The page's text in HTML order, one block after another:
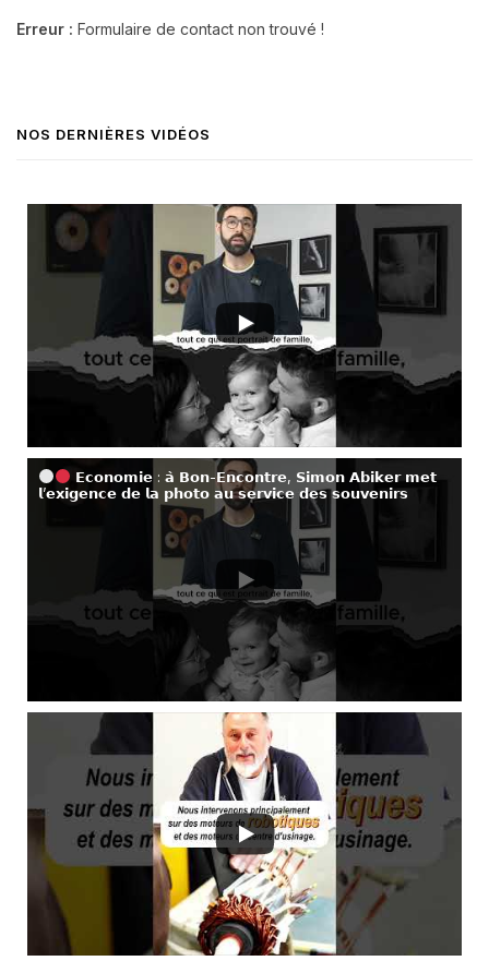
Erreur : Formulaire de contact non trouvé !
NOS DERNIÈRES VIDÉOS
𝗘𝗰𝗼𝗻𝗼𝗺𝗶𝗲 : 𝗮̀ 𝗕𝗼𝗻-𝗘𝗻𝗰𝗼𝗻𝘁𝗿𝗲, 𝗦𝗶𝗺𝗼𝗻 𝗔𝗯𝗶𝗸𝗲𝗿 𝗺𝗲𝘁
𝗹’𝗲𝘅𝗶𝗴𝗲𝗻𝗰𝗲 𝗱𝗲 𝗹𝗮 𝗽𝗵𝗼𝘁𝗼 𝗮𝘂 𝘀𝗲𝗿𝘃𝗶𝗰𝗲 𝗱𝗲𝘀 𝘀𝗼𝘂𝘃𝗲𝗻𝗶𝗿𝘀